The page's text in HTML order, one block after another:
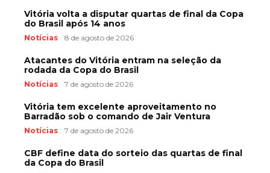
Vitória volta a disputar quartas de final da Copa
do Brasil após 14 anos
Notícias 8 de agosto de 2026
Atacantes do Vitória entram na seleção da
rodada da Copa do Brasil
Notícias 7 de agosto de 2026
Vitória tem excelente aproveitamento no
Barradão sob o comando de Jair Ventura
Notícias 7 de agosto de 2026
CBF define data do sorteio das quartas de final
da Copa do Brasil